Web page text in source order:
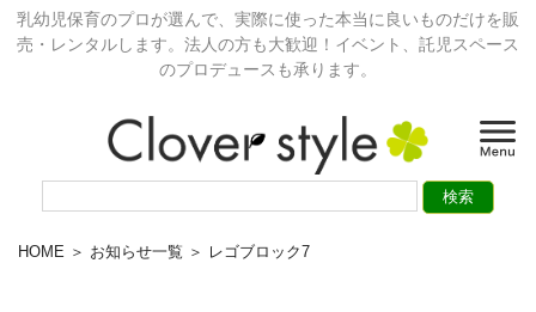
乳幼児保育のプロが選んで、実際に使った本当に良いものだけを販
売・レンタルします。法人の方も大歓迎！イベント、託児スペース
のプロデュースも承ります。
HOME ＞ お知らせ一覧 ＞ レゴブロック7